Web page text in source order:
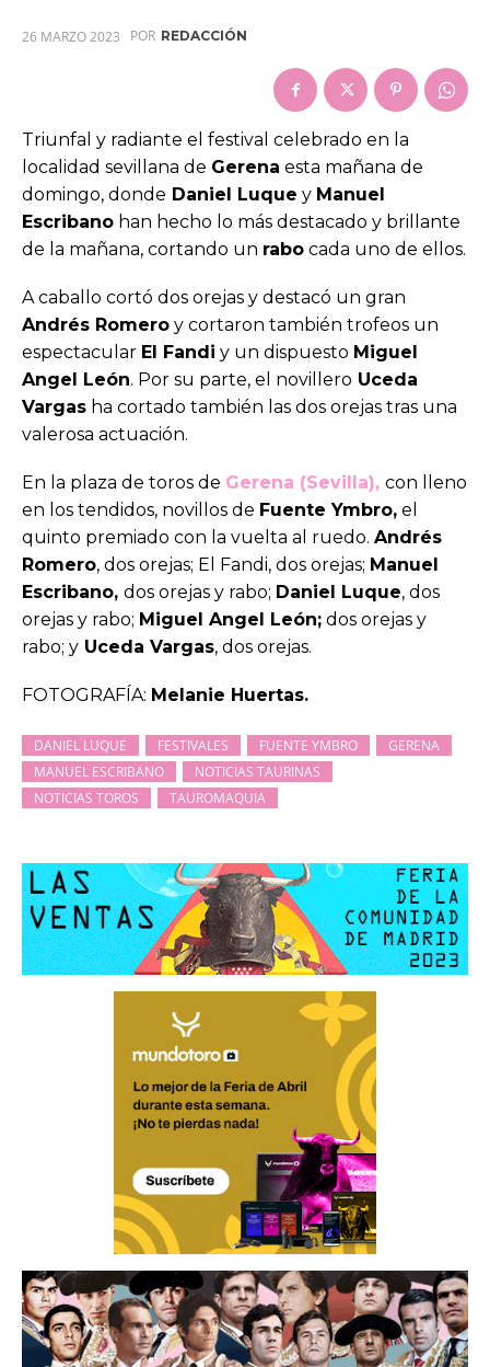
26 MARZO 2023 POR REDACCIÓN
Triunfal y radiante el festival celebrado en la
localidad sevillana de Gerena esta mañana de
domingo, donde Daniel Luque y Manuel
Escribano han hecho lo más destacado y brillante
de la mañana, cortando un rabo cada uno de ellos.
A caballo cortó dos orejas y destacó un gran
Andrés Romero y cortaron también trofeos un
espectacular El Fandi y un dispuesto Miguel
Angel León. Por su parte, el novillero Uceda
Vargas ha cortado también las dos orejas tras una
valerosa actuación.
En la plaza de toros de Gerena (Sevilla), con lleno
en los tendidos, novillos de Fuente Ymbro, el
quinto premiado con la vuelta al ruedo. Andrés
Romero, dos orejas; El Fandi, dos orejas; Manuel
Escribano, dos orejas y rabo; Daniel Luque, dos
orejas y rabo; Miguel Angel León; dos orejas y
rabo; y Uceda Vargas, dos orejas.
FOTOGRAFÍA: Melanie Huertas.
DANIEL LUQUE FESTIVALES FUENTE YMBRO
GERENA
MANUEL ESCRIBANO
NOTICIAS TAURINAS
NOTICIAS TOROS
TAUROMAQUIA